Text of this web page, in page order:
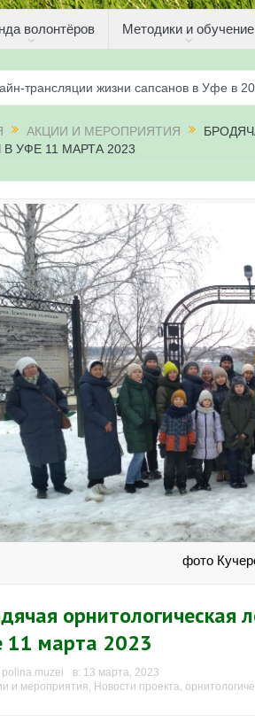
волонтёров Методики и обучение
трансляции жизни сапсанов в Уфе в
2026» в Республике Башкортостан
имена и кольца
2026» в Республике Башкортостан
21-31 мая 2026
лагеря центра олимпиадного
сапсанов на крыше Уралсиба в Уфе в
и бердвотчеров в проекте «Развитие
России»
11-20 мая 2026
маршрутах в Республике
АКЦИИ И МЕРОПРИЯТИЯ
УФЕ 11 МАРТА 2023
фото
орнитологическая
11 марта 2023
polina.muzei в: 13 марта, 2023
и мероприятия, Новости проекта,